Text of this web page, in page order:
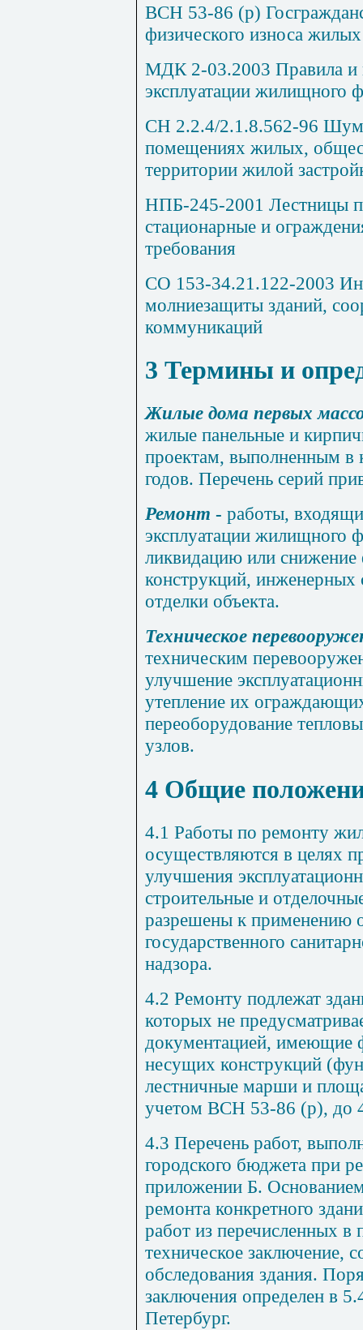
ВСН 53-86 (р) Госгражд
физического износа
МДК 2-03.2003 Правила и
эксплуатации жилищного
СН 2.2.4/2.1.8.562-96 Шум
помещениях жилых,
территории жилой
НПБ-245-2001 Лестницы
стационарные и
требования
СО 153-34.21.122-2003
молниезащиты зданий,
коммуникаций
3 Термины и
Жилые дома первых
жилые панельные и
проектам, выполненным в
годов. Перечень серий
Ремонт - работы, входящ
эксплуатации жилищного
ликвидацию или снижение
конструкций, инженерных
отделки объекта.
Техническое
техническим
улучшение
утепление их
переоборудование
узлов.
4 Общие
4.1 Работы по ремонту
осуществляются в целях
улучшения
строительные и
разрешены к применению
государственного
надзора.
4.2 Ремонту подлежат
которых не
документацией, имеющие
несущих конструкций
лестничные марши и
учетом ВСН 53-86 (р), до
4.3 Перечень работ,
городского бюджета при
приложении Б.
ремонта конкретного
работ из перечисленных
техническое заключение,
обследования здания.
заключения определен в
Петербург.